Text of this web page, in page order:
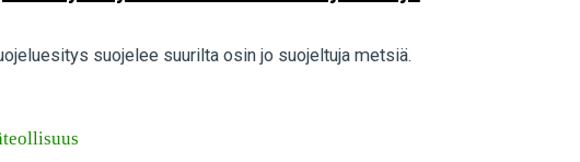
suojelee suurilta osin jo suojeltuja metsiä.